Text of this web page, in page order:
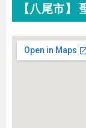
【八尾市】